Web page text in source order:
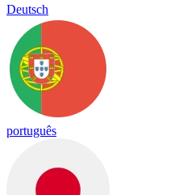
Deutsch
português